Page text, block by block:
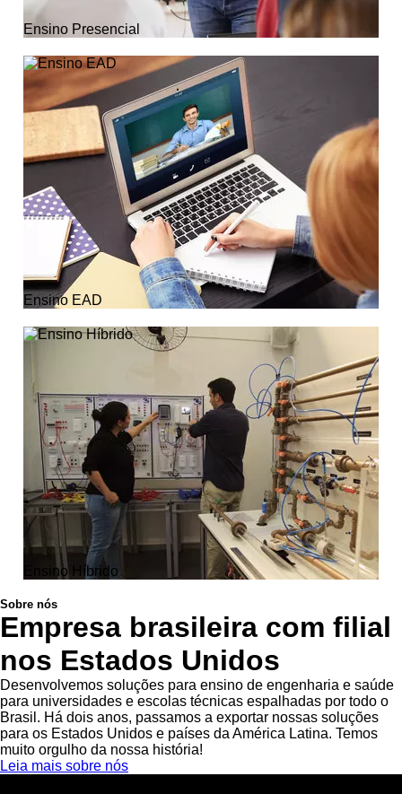
Ensino Presencial
Ensino EAD
Ensino Híbrido
Sobre nós
Empresa brasileira com filial
nos Estados Unidos
Desenvolvemos soluções para ensino de engenharia e saúde
para universidades e escolas técnicas espalhadas por todo o
Brasil. Há dois anos, passamos a exportar nossas soluções
para os Estados Unidos e países da América Latina. Temos
muito orgulho da nossa história!
Leia mais sobre nós